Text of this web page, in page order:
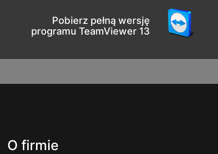
Pobierz pełną wersję
programu TeamViewer 13
O firmie